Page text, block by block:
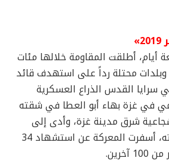
أيام، أطلقت المقاومة خلالها مئات
محتلة رداً على استهدف قائد
سرايا القدس الذراع العسكرية
في غزة بهاء أبو العطا في شقته
شرق مدينة غزة، وأدى إلى
استشهاده هو وزوجته، أسفرت المعركة عن استشهاد 34